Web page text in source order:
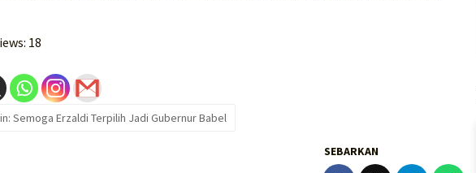
18
Semoga Erzaldi Terpilih Jadi Gubernur Babel
SEBARKAN